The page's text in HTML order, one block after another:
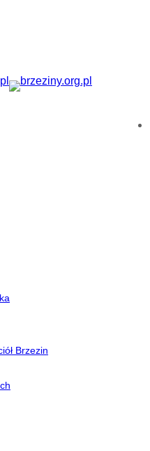
Brzezin